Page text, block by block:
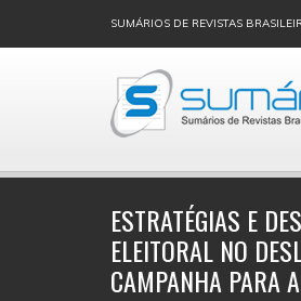
SUMÁRIOS DE REVISTAS
ESTRATÉGIAS E
ELEITORAL NO
CAMPANHA PARA